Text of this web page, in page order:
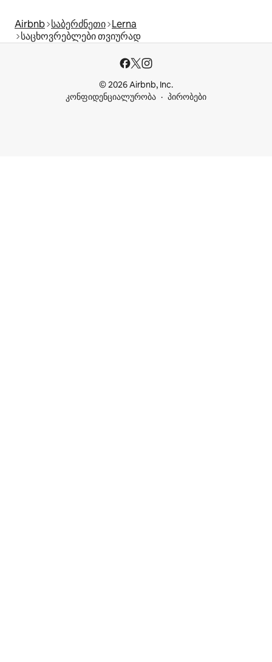
Airbnb საბერძნეთი Lerna
საცხოვრებლები თვიურად
© 2026 Airbnb, Inc.
კონფიდენციალურობა
პირობები